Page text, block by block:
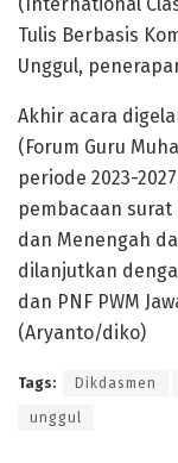
Tulis Berbasis
Unggul,
Akhir acara
(Forum Guru
periode 2023-
pembacaan
dan Menengah
dilanjutkan
dan PNF PWM
(Aryanto/diko)
Tags: Dikdasmen
unggul